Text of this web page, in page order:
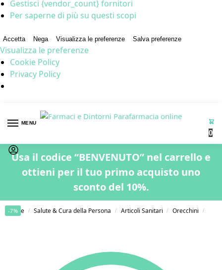
Gestisci {vendor_count} fornitori
Per saperne di più su questi scopi
Accetta Nega Visualizza le preferenze Salva preferenze
Visualizza le preferenze
Cookie Policy
Privacy Policy
MENU
0
Usa il codice “BENVENUTO” nel carrello e
ottieni per il tuo primo acquisto uno
sconto del 10%.
Home / Salute & Cura della Persona / Articoli Sanitari / Orecchini /
-7%